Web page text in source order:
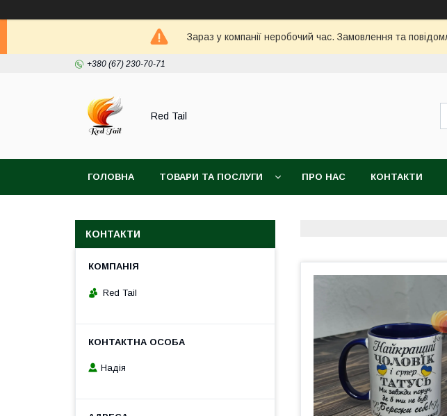
Зараз у компанії неробочий час. Замовлення та
+380 (67) 230-70-71
Red Tail
ГОЛОВНА ТОВАРИ ТА ПОСЛУГИ ПРО НАС КОНТАКТИ
КОНТАКТИ
Red Tail
Надія